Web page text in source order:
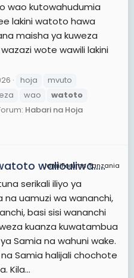
wao kutowahudumia
lakini watoto hawa
maisha ya kuweza
wote wawili lakini
hoja
mvuto
wao
watoto
Habari na Hoja
JamiiForums Tanzania
waliouliwa…..
serikali iliyo ya
na uamuzi wa wananchi,
basi sisi wananchi
kuanza kuwatambua
Samia na wahuni wake.
Samia halijali chochote
Kila...